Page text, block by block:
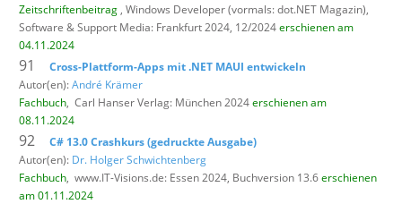
Zeitschriftenbeitrag , Windows Developer (vormals: dot.NET Magazin),
Software & Support Media: Frankfurt 2024, 12/2024erschienen am
04.11.2024
91
Cross-Plattform-Apps mit .NET MAUI entwickeln
Autor(en):André Krämer
Fachbuch, Carl Hanser Verlag: München 2024erschienen am
08.11.2024
92
C# 13.0 Crashkurs (gedruckte Ausgabe)
Autor(en): Dr. Holger Schwichtenberg
Fachbuch, www.IT-Visions.de: Essen 2024, Buchversion 13.6erschienen
am 01.11.2024